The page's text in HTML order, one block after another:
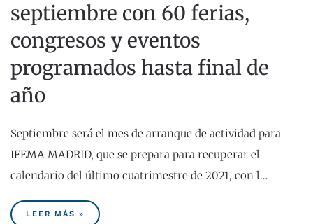
septiembre con 60 ferias,
congresos y eventos
programados hasta final de
año
Septiembre será el mes de arranque de actividad para
IFEMA MADRID, que se prepara para recuperar el
calendario del último cuatrimestre de 2021, con l…
LEER MÁS »